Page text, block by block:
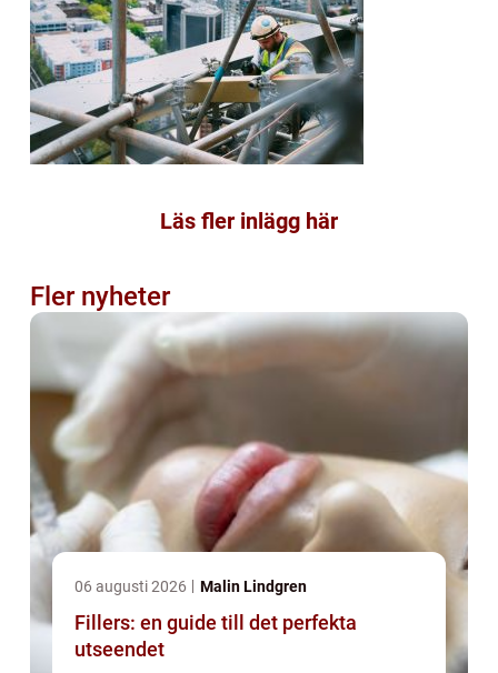
Läs fler inlägg här
Fler nyheter
06 augusti 2026 Malin Lindgren
Fillers: en guide till det perfekta
utseendet